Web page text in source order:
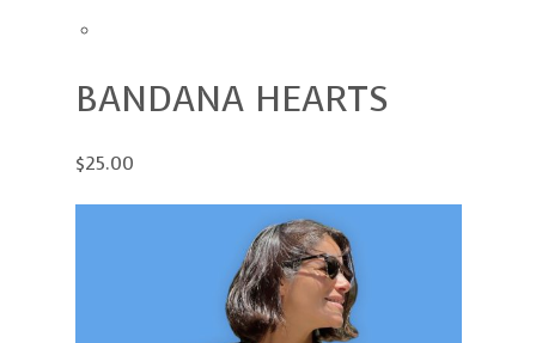
BANDANA HEARTS
$25.00